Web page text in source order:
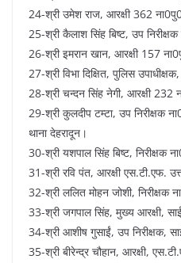
24-श्री उमेश राज, आरक्षी 362
25-श्री कैलाश सिंह बिष्ट, उप
26-श्री इमरान खान, आरक्षी 157
27-श्री विभा दिक्षित, पुलिस
28-श्री चन्दन सिंह नेगी, आरक्षी 232
29-श्री कुलदीप टम्टा, उप निरीक्षक
थाना देहरादून।
30-श्री यशपाल सिंह बिष्ट, निरीक्षक
31-श्री रवि पंत, आरक्षी एस.टी.एफ.
32-श्री ललित मोहन जोशी, निरीक्षक
33-श्री जगपाल सिंह, मुख्य आरक्षी,
34-श्री आशीष गुसाईं, उप निरीक्षक,
35-श्री बीरेन्द्र चौहान, आरक्षी,